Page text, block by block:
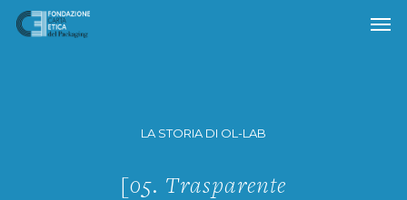
Skip
LA STORIA DI OL-LAB
[05. Trasparente